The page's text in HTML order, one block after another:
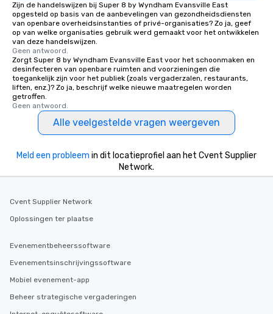
Zijn de handelswijzen bij Super 8 by Wyndham Evansville East
opgesteld op basis van de aanbevelingen van gezondheidsdiensten
van openbare overheidsinstanties of privé-organisaties? Zo ja, geef
op van welke organisaties gebruik werd gemaakt voor het ontwikkelen
van deze handelswijzen.
Geen antwoord.
Zorgt Super 8 by Wyndham Evansville East voor het schoonmaken en
desinfecteren van openbare ruimten and voorzieningen die
toegankelijk zijn voor het publiek (zoals vergaderzalen, restaurants,
liften, enz.)? Zo ja, beschrijf welke nieuwe maatregelen worden
getroffen.
Geen antwoord.
Alle veelgestelde vragen weergeven
Meld een probleem in dit locatieprofiel aan het Cvent Supplier
Network.
Cvent Supplier Network
Oplossingen ter plaatse
Evenementbeheerssoftware
Evenementsinschrijvingssoftware
Mobiel evenement-app
Beheer strategische vergaderingen